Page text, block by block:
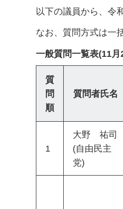
以下の議員から、令
なお、質問方式は一
一般質問一覧表(11月
質
問
順
質問者氏名
1
大野 祐司
(自由民主
党)